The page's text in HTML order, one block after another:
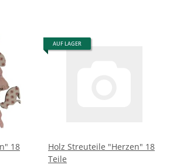
18
AUF LAGER
Holz Streuteile "Herzen" 18
Teile